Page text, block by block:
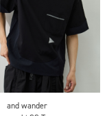
and wander